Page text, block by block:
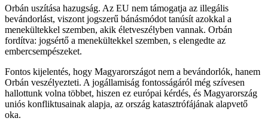
Orbán uszítása hazugság. Az EU nem támogatja az illegális
bevándorlást, viszont jogszerű bánásmódot tanúsít azokkal a
menekültekkel szemben, akik életveszélyben vannak. Orbán
fordítva: jogsértő a menekültekkel szemben, s elengedte az
embercsempészeket.
Fontos kijelentés, hogy Magyarországot nem a bevándorlók, hanem
Orbán veszélyezteti. A jogállamiság fontosságáról még szívesen
hallottunk volna többet, hiszen ez európai kérdés, és Magyarország
uniós konfliktusainak alapja, az ország katasztrófájának alapvető
oka.